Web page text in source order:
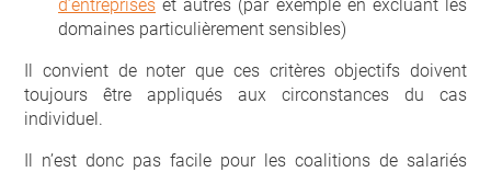
d’entreprises et autres (par exemple en excluant les
domaines particulièrement sensibles)
Il convient de noter que ces critères objectifs doivent
toujours être appliqués aux circonstances du cas
individuel.
Il n’est donc pas facile pour les coalitions de salariés